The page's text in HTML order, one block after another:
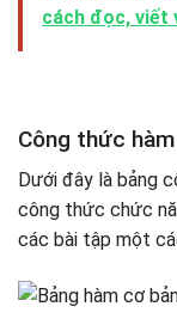
cách đọc, viết
Công thức
Dưới đây là bảng
công thức chức
các bài tập một